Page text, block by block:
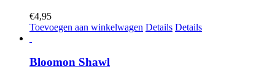
€4,95
Toevoegen aan winkelwagen Details Details
Bloomon Shawl